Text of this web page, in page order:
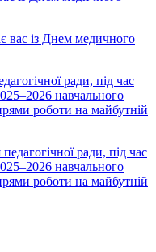
ради, під час
навчального
роботи на майбутній